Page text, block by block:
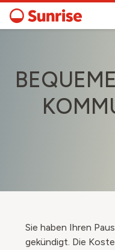
Sie haben Ihren
gekündigt. Die